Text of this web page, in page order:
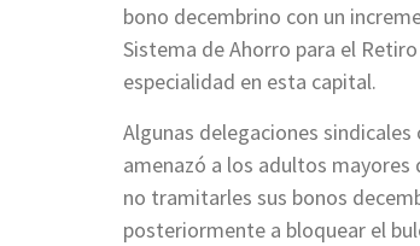
bono decembrino con un
Sistema de Ahorro para el
especialidad en esta capital.
Algunas delegaciones
amenazó a los adultos
no tramitarles sus bonos
posteriormente a bloquear el